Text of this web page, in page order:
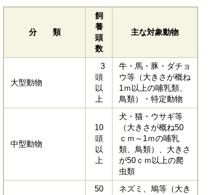
分 類
飼
養
頭
数
主な対象動物
大型動物
3
頭
以
上
牛・馬・豚・ダチョ
ウ等（大きさが概ね
1ｍ以上の哺乳類、
鳥類）・特定動物
中型動物
10
頭
以
上
犬・猫・ウサギ等
（大きさが概ね50
ｃｍ～1ｍの哺乳
類、鳥類）、大きさ
が50ｃｍ以上の爬
虫類
50
ネズミ、鳩等（大き